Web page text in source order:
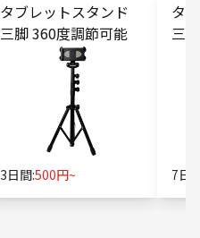
タブレットスタンド
三脚 360度調節可能
3日間:500円~
タ
三
7日